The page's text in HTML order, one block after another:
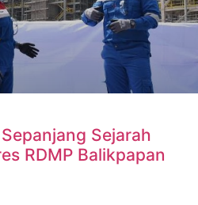
Sejarah
RDMP Balikpapan